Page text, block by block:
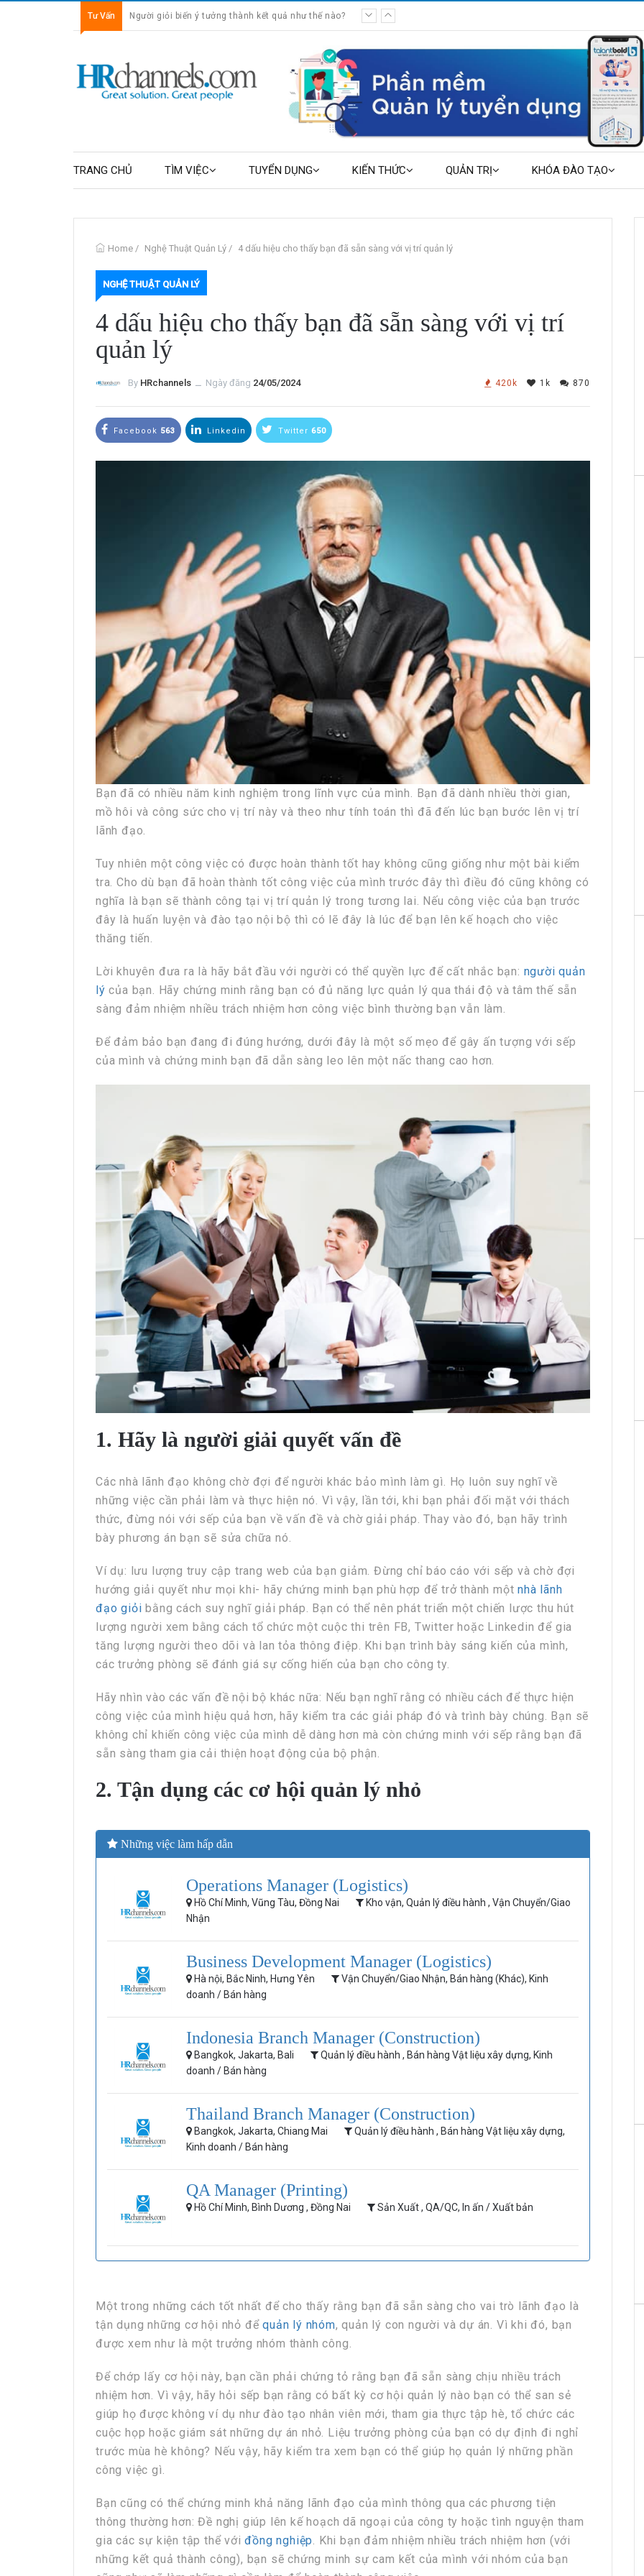
Tư Vấn Thành công cũ đang giữ bạn lại như thế nào?
TRANG CHỦ TÌM VIỆC TUYỂN DỤNG KIẾN THỨC QUẢN TRỊ KHÓA ĐÀO TẠO
Home / Nghệ Thuật Quản Lý / 4 dấu hiệu cho thấy bạn đã sẵn sàng với vị trí quản lý
NGHỆ THUẬT QUẢN LÝ
4 dấu hiệu cho thấy bạn đã sẵn sàng với vị trí
quản lý
By HRchannels ــ Ngày đăng 24/05/2024 420k 1k 870
Facebook 563 Linkedin Twitter 650
Bạn đã có nhiều năm kinh nghiệm trong lĩnh vực của mình. Bạn đã dành nhiều thời gian,
mồ hôi và công sức cho vị trí này và theo như tính toán thì đã đến lúc bạn bước lên vị trí
lãnh đạo.
Tuy nhiên một công việc có được hoàn thành tốt hay không cũng giống như một bài kiểm
tra. Cho dù bạn đã hoàn thành tốt công việc của mình trước đây thì điều đó cũng không có
nghĩa là bạn sẽ thành công tại vị trí quản lý trong tương lai. Nếu công việc của bạn trước
đây là huấn luyện và đào tạo nội bộ thì có lẽ đây là lúc để bạn lên kế hoạch cho việc
thăng tiến.
Lời khuyên đưa ra là hãy bắt đầu với người có thể quyền lực để cất nhắc bạn: người quản
lý của bạn. Hãy chứng minh rằng bạn có đủ năng lực quản lý qua thái độ và tâm thế sẵn
sàng đảm nhiệm nhiều trách nhiệm hơn công việc bình thường bạn vẫn làm.
Để đảm bảo bạn đang đi đúng hướng, dưới đây là một số mẹo để gây ấn tượng với sếp
của mình và chứng minh bạn đã dẵn sàng leo lên một nấc thang cao hơn.
1. Hãy là người giải quyết vấn đề
Các nhà lãnh đạo không chờ đợi để người khác bảo mình làm gì. Họ luôn suy nghĩ về
những việc cần phải làm và thực hiện nó. Vì vậy, lần tới, khi bạn phải đối mặt với thách
thức, đừng nói với sếp của bạn về vấn đề và chờ giải pháp. Thay vào đó, bạn hãy trình
bày phương án bạn sẽ sửa chữa nó.
Ví dụ: lưu lượng truy cập trang web của bạn giảm. Đừng chỉ báo cáo với sếp và chờ đợi
hướng giải quyết như mọi khi- hãy chứng minh bạn phù hợp để trở thành mộtnhà lãnh
đạo giỏi bằng cách suy nghĩ giải pháp. Bạn có thể nên phát triển một chiến lược thu hút
lượng người xem bằng cách tổ chức một cuộc thi trên FB, Twitter hoặc Linkedin để gia
tăng lượng người theo dõi và lan tỏa thông điệp. Khi bạn trình bày sáng kiến của mình,
các trưởng phòng sẽ đánh giá sự cống hiến của bạn cho công ty.
Hãy nhìn vào các vấn đề nội bộ khác nữa: Nếu bạn nghĩ rằng có nhiều cách để thực hiện
công việc của mình hiệu quả hơn, hãy kiểm tra các giải pháp đó và trình bày chúng. Bạn sẽ
không chỉ khiến công việc của mình dễ dàng hơn mà còn chứng minh với sếp rằng bạn đã
sẵn sàng tham gia cải thiện hoạt động của bộ phận.
2. Tận dụng các cơ hội quản lý nhỏ
Những việc làm hấp dẫn
Operations Manager (Logistics)
Hồ Chí Minh, Vũng Tàu, Đồng Nai
Kho vận, Quản lý điều hành , Vận Chuyển/Giao
Nhận
Business Development Manager (Logistics)
Hà nội, Bắc Ninh, Hưng Yên
Vận Chuyển/Giao Nhận, Bán hàng (Khác), Kinh
doanh / Bán hàng
Indonesia Branch Manager (Construction)
Bangkok, Jakarta, Bali
Quản lý điều hành , Bán hàng Vật liệu xây dựng, Kinh
doanh / Bán hàng
Thailand Branch Manager (Construction)
Bangkok, Jakarta, Chiang Mai
Quản lý điều hành , Bán hàng Vật liệu xây dựng,
Kinh doanh / Bán hàng
QA Manager (Printing)
Hồ Chí Minh, Bình Dương , Đồng Nai Sản Xuất , QA/QC, In ấn / Xuất bản
Một trong những cách tốt nhất để cho thấy rằng bạn đã sẵn sàng cho vai trò lãnh đạo là
tận dụng những cơ hội nhỏ đểquản lý nhóm, quản lý con người và dự án. Vì khi đó, bạn
được xem như là một trưởng nhóm thành công.
Để chớp lấy cơ hội này, bạn cần phải chứng tỏ rằng bạn đã sẵn sàng chịu nhiều trách
nhiệm hơn. Vì vậy, hãy hỏi sếp bạn rằng có bất kỳ cơ hội quản lý nào bạn có thể san sẻ
giúp họ được không ví dụ như đào tạo nhân viên mới, tham gia thực tập hè, tổ chức các
cuộc họp hoặc giám sát những dự án nhỏ. Liệu trưởng phòng của bạn có dự định đi nghỉ
trước mùa hè không? Nếu vậy, hãy kiểm tra xem bạn có thể giúp họ quản lý những phần
công việc gì.
Bạn cũng có thể chứng minh khả năng lãnh đạo của mình thông qua các phương tiện
thông thường hơn: Đề nghị giúp lên kế hoạch dã ngoại của công ty hoặc tình nguyện tham
gia các sự kiện tập thể vớiđồng nghiệp. Khi bạn đảm nhiệm nhiều trách nhiệm hơn (với
những kết quả thành công), bạn sẽ chứng minh sự cam kết của mình với nhóm của bạn
HRchannels Group - Headhunter Vietnam
Chuyên Viên Hệ Thống ERP
HRchannels Group - Headhunter Vietnam
Kế Toán Trưởng (Vật Liệu Xây Dựng)